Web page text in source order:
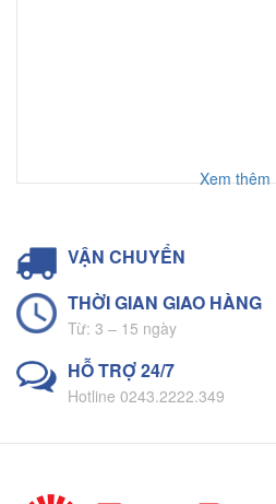
Xem thêm
VẬN CHUYỂN
THỜI GIAN GIAO HÀNG
Từ: 3 – 15 ngày
HỖ TRỢ 24/7
Hotline 0243.2222.349